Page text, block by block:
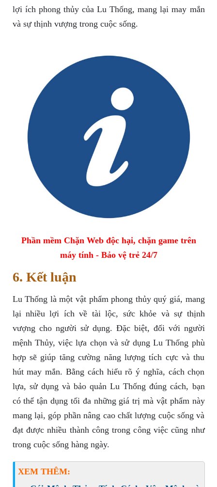
lợi ích phong thủy của Lu Thống, mang lại may mắn
và sự thịnh vượng trong cuộc sống.
Phần mềm Chặn Web độc hại, chặn game trên
máy tính - Bảo vệ trẻ 24/7
6. Kết luận
Lu Thống là một vật phẩm phong thủy quý giá, mang
lại nhiều lợi ích về tài lộc, sức khỏe và sự thịnh
vượng cho người sử dụng. Đặc biệt, đối với người
mệnh Thủy, việc lựa chọn và sử dụng Lu Thống phù
hợp sẽ giúp tăng cường năng lượng tích cực và thu
hút may mắn. Bằng cách hiểu rõ ý nghĩa, cách chọn
lựa, sử dụng và bảo quản Lu Thống đúng cách, bạn
có thể tận dụng tối đa những giá trị mà vật phẩm này
mang lại, góp phần nâng cao chất lượng cuộc sống và
đạt được nhiều thành công trong công việc cũng như
trong cuộc sống hàng ngày.
XEM THÊM: